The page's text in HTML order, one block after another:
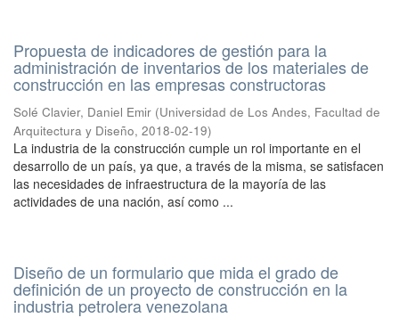
Propuesta de indicadores de gestión para la
administración de inventarios de los materiales de
construcción en las empresas constructoras
Solé Clavier, Daniel Emir (Universidad de Los Andes, Facultad de
Arquitectura y Diseño, 2018-02-19)
La industria de la construcción cumple un rol importante en el
desarrollo de un país, ya que, a través de la misma, se satisfacen
las necesidades de infraestructura de la mayoría de las
actividades de una nación, así como ...
Diseño de un formulario que mida el grado de
definición de un proyecto de construcción en la
industria petrolera venezolana